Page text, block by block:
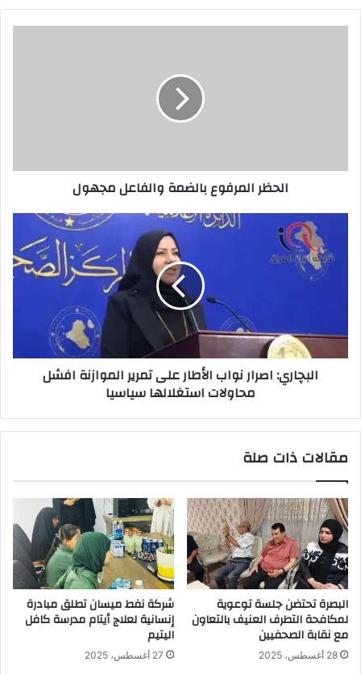
الحظر المرفوع بالضمة والفاعل مجهول
البچاري:
نواب
افشل
محاولات
استغلالهاالبچاري: اصرار نواب الأطار على تمرير الموازنة افشل
محاولات استغلالها سياسيا
مقالات ذات صلة
البصرة تحتضن جلسة توعوية
لمكافحة التطرف العنيف بالتعاون
مع نقابة الصحفيين
28 أغسطس، 2025
شركة نفط ميسان تطلق مبادرة
إنسانية لعلاج أيتام مدرسة كافل
اليتيم
27 أغسطس، 2025